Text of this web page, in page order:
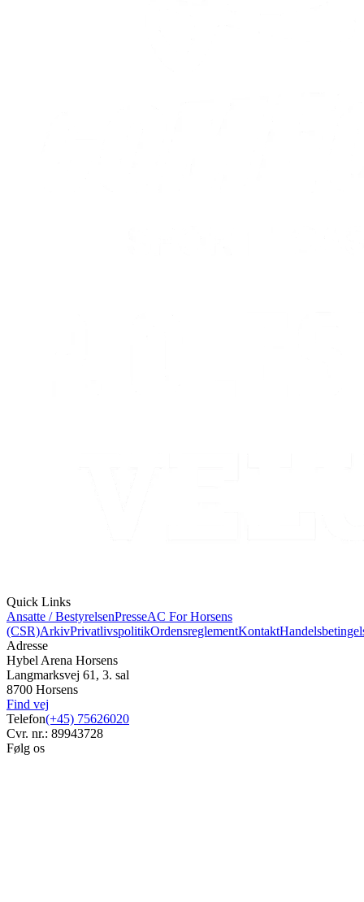
Quick Links
Ansatte / BestyrelsenPresseAC For Horsens
(CSR)ArkivPrivatlivspolitikOrdensreglementKontakt
Adresse
Hybel Arena Horsens
Langmarksvej 61, 3. sal
8700 Horsens
Find vej
Telefon(+45) 75626020
Cvr. nr.: 89943728
Følg os